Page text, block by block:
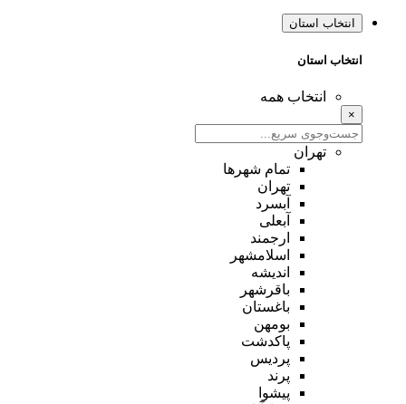
انتخاب استان
انتخاب استان
انتخاب همه
×
تهران
تمام شهر‌ها
تهران
آبسرد
آبعلی
ارجمند
اسلامشهر
اندیشه
باقرشهر
باغستان
بومهن
پاکدشت
پردیس
پرند
پیشوا